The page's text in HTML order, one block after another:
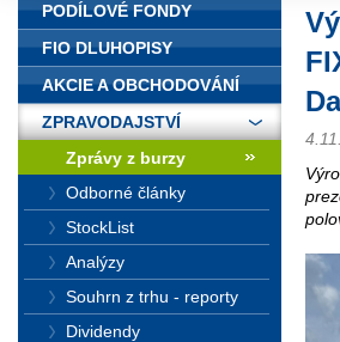
PODÍLOVÉ FONDY
FIO DLUHOPISY
AKCIE A OBCHODOVÁNÍ
ZPRAVODAJSTVÍ
Zprávy z burzy
Odborné články
StockList
Analýzy
Souhrn z trhu - reporty
Dividendy